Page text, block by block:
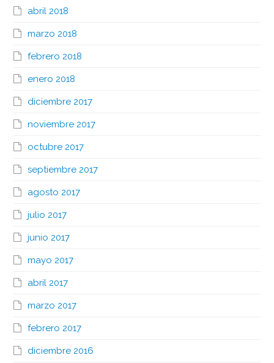
abril 2018
marzo 2018
febrero 2018
enero 2018
diciembre 2017
noviembre 2017
octubre 2017
septiembre 2017
agosto 2017
julio 2017
junio 2017
mayo 2017
abril 2017
marzo 2017
febrero 2017
diciembre 2016